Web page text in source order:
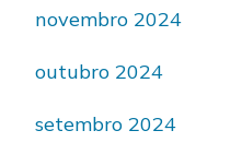
novembro 2024
outubro 2024
setembro 2024